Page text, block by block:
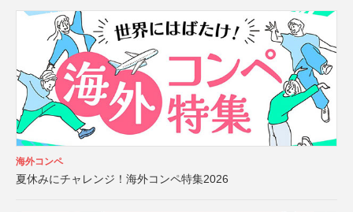
海外コンペ
夏休みにチャレンジ！海外コンペ特集2026